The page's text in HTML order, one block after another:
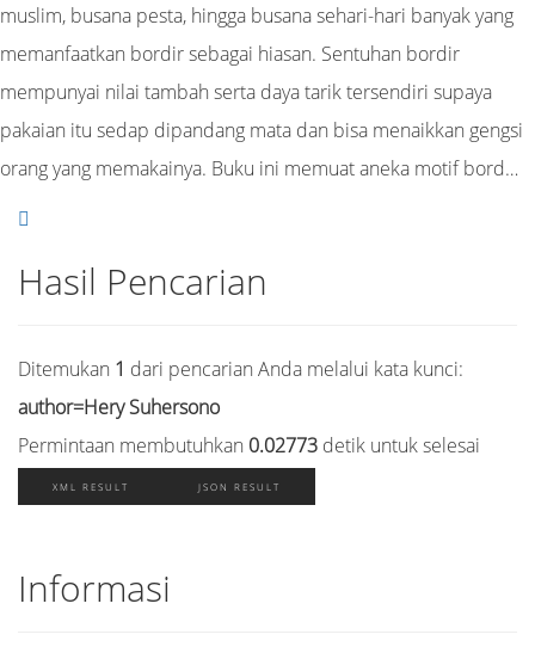
muslim, busana pesta, hingga busana sehari-hari banyak yang
memanfaatkan bordir sebagai hiasan. Sentuhan bordir
mempunyai nilai tambah serta daya tarik tersendiri supaya
pakaian itu sedap dipandang mata dan bisa menaikkan gengsi
orang yang memakainya. Buku ini memuat aneka motif bord…
Hasil Pencarian
Ditemukan 1 dari pencarian Anda melalui kata kunci:
author=Hery Suhersono
Permintaan membutuhkan 0.02773 detik untuk selesai
XML RESULT JSON RESULT
Informasi